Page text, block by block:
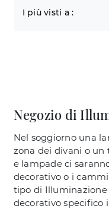
I più visti a :
Negozio di
Nel soggiorno una
zona dei divani o
e lampade ci
decorativo o i
tipo di Illuminazione
decorativo specifico